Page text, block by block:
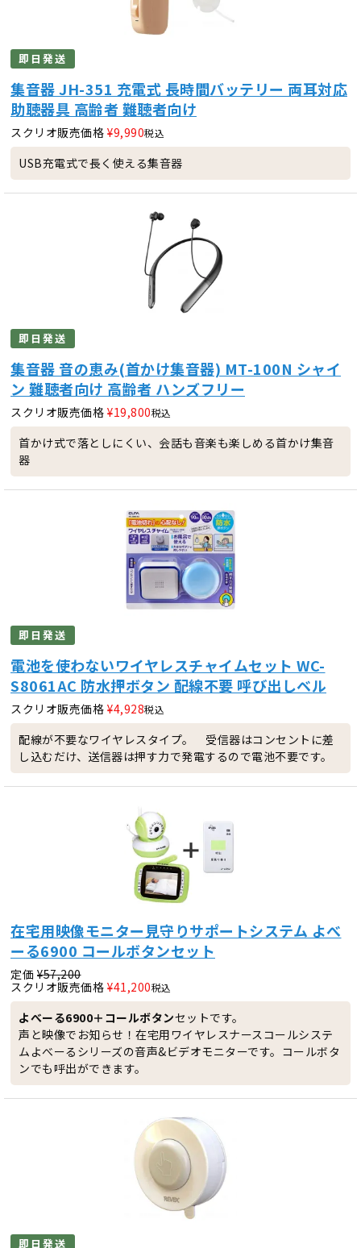
即日発送
集音器 JH-351 充電式 長時間バッテリー 両耳対応
助聴器具 高齢者 難聴者向け
スクリオ販売価格 ¥9,990税込
USB充電式で長く使える集音器
即日発送
集音器 音の恵み(首かけ集音器) MT-100N シャイ
ン 難聴者向け 高齢者 ハンズフリー
スクリオ販売価格 ¥19,800税込
首かけ式で落としにくい、会話も音楽も楽しめる首かけ集音
器
即日発送
電池を使わないワイヤレスチャイムセット WC-
S8061AC 防水押ボタン 配線不要 呼び出しベル
スクリオ販売価格 ¥4,928税込
配線が不要なワイヤレスタイプ。 受信器はコンセントに差
し込むだけ、送信器は押す力で発電するので電池不要です。
在宅用映像モニター見守りサポートシステム よべ
ーる6900 コールボタンセット
定価 ¥57,200
スクリオ販売価格 ¥41,200税込
よべーる6900＋コールボタンセットです。
声と映像でお知らせ！在宅用ワイヤレスナースコールシステ
ムよべーるシリーズの音声&ビデオモニターです。コールボタ
ンでも呼出ができます。
即日発送